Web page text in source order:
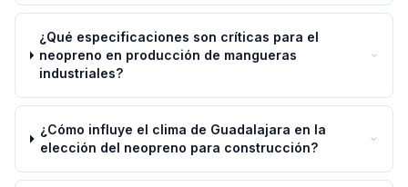
¿Qué especificaciones son críticas para el
neopreno en producción de mangueras
industriales?
¿Cómo influye el clima de Guadalajara en la
elección del neopreno para construcción?